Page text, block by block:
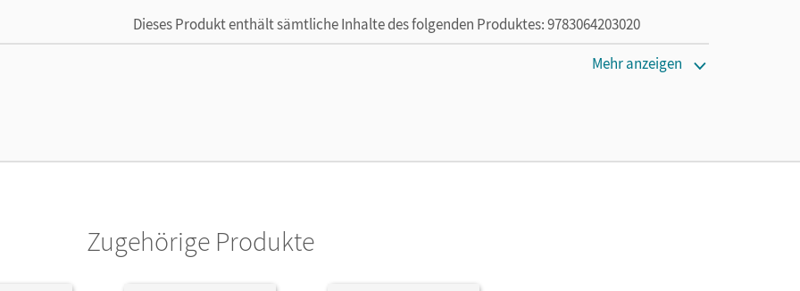
Dieses Produkt enthält sämtliche Inhalte des folgenden Produktes: 9783064203020
Cornelsen Verlag
Mehr anzeigen
Zugehörige Produkte